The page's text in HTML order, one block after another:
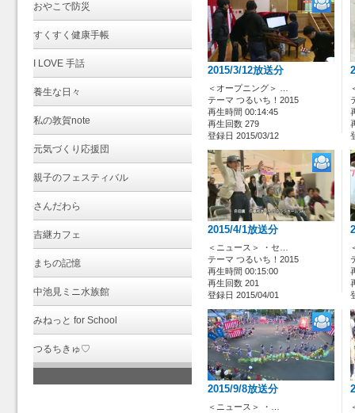
おやこで防災
すくすく健康手帳
I LOVE 手話
養生な日々
私の敦賀note
元気づくり応援団
親子のフェスティバル
さんだわら
吉継カフェ
まちの記憶
中池見ミニ水族館
みねっと for School
つるちきゅ♡
2015/3/12放送分
＜オープニング＞ …
テーマ つるいち！2015
再生時間 00:14:45
再生回数 279
登録日 2015/03/12
2015/4/1放送分
＜ニュース＞ ・セ…
テーマ つるいち！2015
再生時間 00:15:00
再生回数 201
登録日 2015/04/01
2015/9/8放送分
＜ニュース＞ ・…